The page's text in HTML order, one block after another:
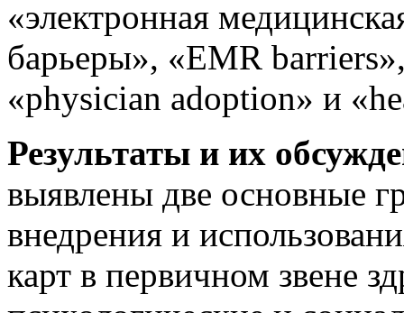
«электронная
барьеры», «EMR
«physician adoption» и
Результаты и их
выявлены две основные
внедрения и
карт в первичном звене